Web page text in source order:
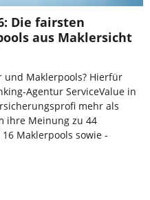
Die fairsten
aus Maklersicht
Maklerpools? Hierfür
Agentur ServiceValue in
mehr als
ihre Meinung zu 44
Maklerpools sowie -